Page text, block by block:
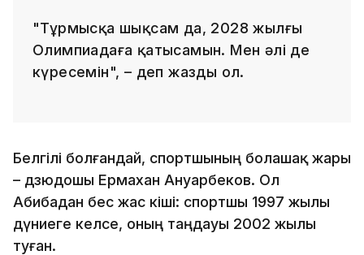
"Тұрмысқа шықсам да, 2028 жылғы
Олимпиадаға қатысамын. Мен әлі де
күресемін", – деп жазды ол.
Белгілі болғандай, спортшының болашақ жары
– дзюдошы Ермахан Ануарбеков. Ол
Абибадан бес жас кіші: спортшы 1997 жылы
дүниеге келсе, оның таңдауы 2002 жылы
туған.